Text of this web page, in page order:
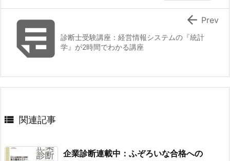
診断士受験講座：経営情報システムの『統計
学』が2時間でわかる講座
 Prev
 関連記事
企業診断連載中：ふぞろいな合格への